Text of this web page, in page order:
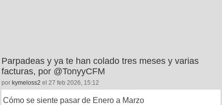
Parpadeas y ya te han colado tres meses y varias
facturas, por @TonyyCFM
por kymeloss2 el 27 feb 2026, 15:12
Cómo se siente pasar de Enero a Marzo